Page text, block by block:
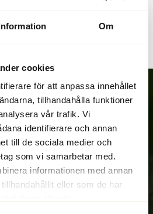
Om
cookies
för att anpassa innehållet
tillhandahålla funktioner
vår trafik. Vi
identifierare och annan
till de sociala medier och
som vi samarbetar med.
informationen med annan
eller som de har